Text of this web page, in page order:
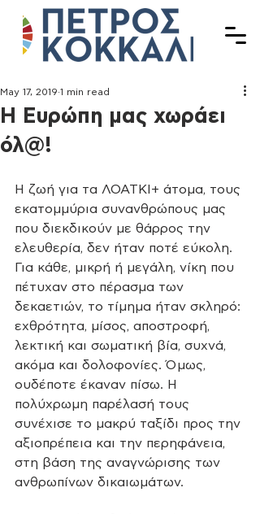
Η Ευρώπη μας χωράει
όλ@!
May 17, 2019 1 min read
Η ζωή για τα ΛΟΑΤΚΙ+ άτομα, τους
εκατομμύρια συνανθρώπους μας
που διεκδικούν με θάρρος την
ελευθερία, δεν ήταν ποτέ εύκολη.
Για κάθε, μικρή ή μεγάλη, νίκη που
πέτυχαν στο πέρασμα των
δεκαετιών, το τίμημα ήταν σκληρό:
εχθρότητα, μίσος, αποστροφή,
λεκτική και σωματική βία, συχνά,
ακόμα και δολοφονίες. Όμως,
ουδέποτε έκαναν πίσω. Η
πολύχρωμη παρέλασή τους
συνέχισε το μακρύ ταξίδι προς την
αξιοπρέπεια και την περηφάνεια,
στη βάση της αναγνώρισης των
ανθρωπίνων δικαιωμάτων.